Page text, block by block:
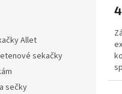
Allet
sekačky
sečky